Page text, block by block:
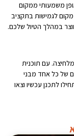
משמעותי ממקום
מקום לגמישות בתקציב
במהלך הטיול שלכם.
עם תוכנית
של כל אחד מבני
לתכנן עכשיו וצאו